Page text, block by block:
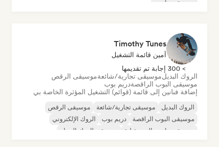
موسيقى هاوس
Timothy Tunes
أمين قائمة التشغيل
> 300 إجابة تم تقديمها
الروك البديلموسيقى تجارية/شائعةموسيقى الرقص
موسيقى البوب الراقصةدريم بوب
إضافة فنانين إلى قائمة (قوائم) التشغيل المؤثرة الخاصة بي
الروك البديل موسيقى تجارية/شائعة
موسيقى الرقص
موسيقى البوب الراقصة
دريم بوب
الروك الإلكتروني
موسيقى هاوس المستقبلية
موسيقى الروك الجراج